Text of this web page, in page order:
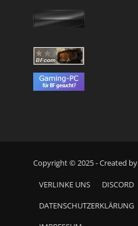
Copyright © 2025 - Created by
VERLINKE UNS DISCORD
DATENSCHUTZERKLÄRUNG